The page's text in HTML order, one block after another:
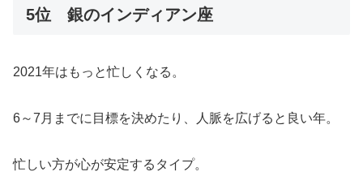
5位 銀のインディアン座
2021年はもっと忙しくなる。
6～7月までに目標を決めたり、人脈を広げると良い年。
忙しい方が心が安定するタイプ。